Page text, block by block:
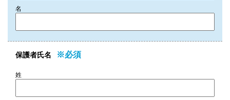
名
保護者氏名 ※必須
姓